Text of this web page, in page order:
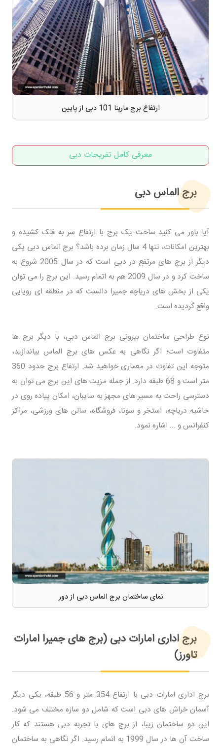
ارتفاع برج مارینا 101 دبی از پایین
معرفی کامل تفریحات دبی
برج الماس دبی
آیا باور می کنید ساخت یک برج با ارتفاع سر به فلک کشیده و
بهترین امکانات، تنها 4 سال زمان برده باشد؟ برج الماس دبی یکی
دیگر از برج های مرتفع در دبی است که در سال 2005 شروع به
ساخت کرد و در سال 2009 هم به اتمام رسید. این برج را می توان
یکی از بخش های دریاچه جمیرا دانست که در منطقه ای رویایی
واقع گردیده است.
نوع طراحی ساختمان بیرونی برج الماس دبی، با دیگر برج ها
متفاوت است؛ اگر نگاهی به عکس های برج الماس بیاندازید،
متوجه این تفاوت در معماری خواهید شد. ارتفاع برج حدود 360
متر است و 68 طبقه دارد. از جمله مزیت های این برج می توان به
دسترسی راحت به مسیر های مجهز به سایبان، امکان پیاده روی در
حاشیه دریاچه، استخر و سونا، فروشگاه، سالن های ورزشی، مراکز
کنفرانس و ... اشاره نمود.
نمای ساختمان برج الماس دبی از دور
برج اداری امارات دبی (برج های جمیرا امارات
تاورز)
برج اداری امارات دبی با ارتفاع 354 متر و 56 طبقه، یکی دیگر
آسمان خراش های دبی است که شامل دو سازه مختلف می شود.
این دو ساختمان زیبا، از برج های با تجربه دبی هستند که کار
ساخت آن ها در سال 1999 به اتمام رسید. اگر نگاهی به ساختمان